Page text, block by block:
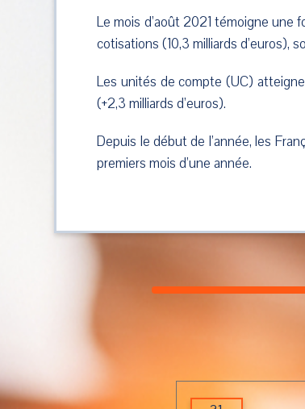
Le mois d’août 2021 témoigne une
cotisations (10,3 milliards d’euros),
Les unités de compte (UC)
(+2,3 milliards d’euros).
Depuis le début de l’année, les
premiers mois d’une année.